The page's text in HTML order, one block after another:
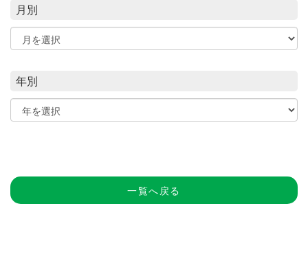
月別
年別
一覧へ戻る